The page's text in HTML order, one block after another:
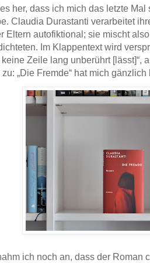
her, dass ich mich das letzte
Claudia Durastanti verarbeitet
Eltern autofiktional; sie mischt
Im Klappentext wird
Zeile lang unberührt [lässt]“,
„Die Fremde“ hat mich
ich noch an, dass der Roman